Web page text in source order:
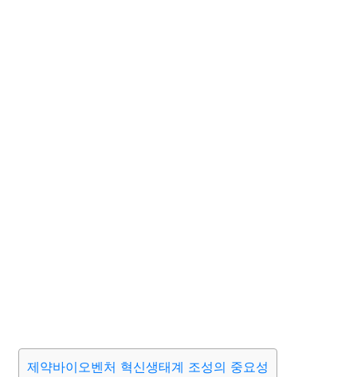
제약바이오벤처 혁신생태계 조성의 중요성